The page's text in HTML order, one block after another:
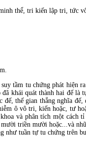
thể, tri kiến lập tri,
tầm tu chứng phát hiện
khái quát thành hai đế
thế gian thắng nghĩa
ô vô tri, kiến hoặc, tư
và phân tích một
triền mười hoặc...và
như tuần tự tu chứng trên